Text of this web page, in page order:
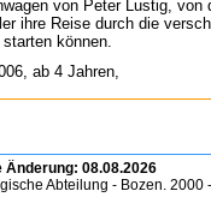
von Peter Lustig, von
ihre Reise durch die
starten können.
ab 4 Jahren,
Änderung: 08.08.2026
Abteilung - Bozen. 2000